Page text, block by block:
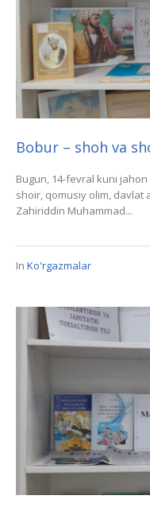
Bobur – shoh va
Bugun, 14-fevral kuni
shoir, qomusiy olim, davlat
Zahiriddin Muhammad...
In Ko'rgazmalar